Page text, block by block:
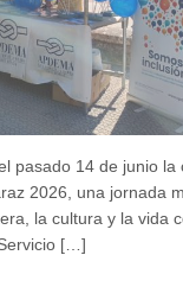
pasado 14 de junio la
2026, una jornada
la cultura y la vida
[…]